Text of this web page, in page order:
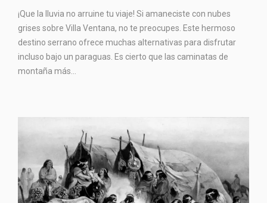
¡Que la lluvia no arruine tu viaje! Si amaneciste con nubes
grises sobre Villa Ventana, no te preocupes. Este hermoso
destino serrano ofrece muchas alternativas para disfrutar
incluso bajo un paraguas. Es cierto que las caminatas de
montaña más...